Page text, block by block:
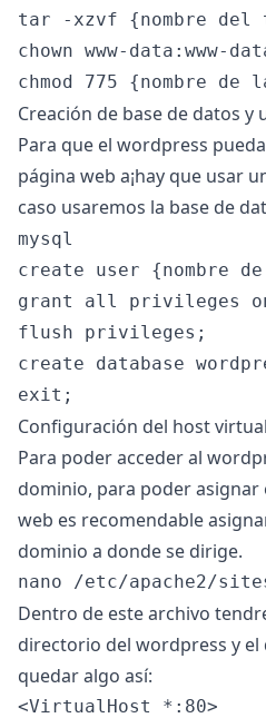
tar -xzvf {nombre del
chown www-data:www-
Creación de base de datos y
Para que el wordpress
página web a¡hay que usar
caso usaremos la base de
mysql
create user {nombre
grant all privileges
flush privileges;
create database
Configuración del host virtual
Para poder acceder al
dominio, para poder asignar
web es recomendable
dominio a donde se dirige.
Dentro de este archivo
directorio del wordpress y
quedar algo así:
<VirtualHost *:80>